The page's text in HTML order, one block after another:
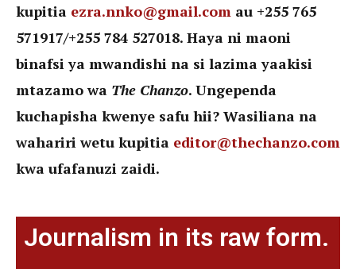
kupitia ezra.nnko@gmail.com au +255 765
571917/+255 784 527018. Haya ni maoni
binafsi ya mwandishi na si lazima yaakisi
mtazamo wa The Chanzo. Ungependa
kuchapisha kwenye safu hii? Wasiliana na
wahariri wetu kupitia editor@thechanzo.com
kwa ufafanuzi zaidi.
Journalism in its raw form.